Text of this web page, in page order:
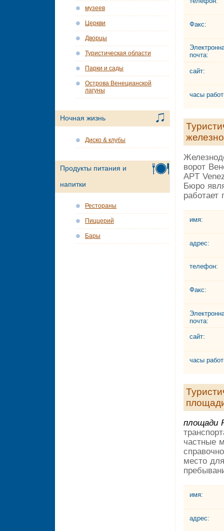
Факс:
почта:
сайт:
часы
ворот
APT
Бюро
имя:
адрес:
телефон:
Факс:
почта:
сайт:
часы
площади
частные
место
имя:
адрес:
музеев
Церкви
Дворцы
Туристическая области
Парки и сады
Острова Венецианской
лагуны
Ночная жизнь
Диско & клубы
Продукты питания и
напитки
Рестораны
Пиццерий
Бары